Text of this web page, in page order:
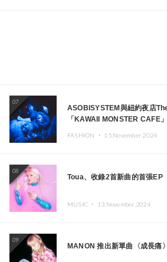
07
ASOBISYSTEM與紐約夜店
「KAWAII MONSTER CAFE
FASHION ・ 15.November.2024
08
Toua、收錄2首新曲的首張EP
MUSIC ・ 13.November.2024
09
MANON 推出新單曲〈成長痛〉